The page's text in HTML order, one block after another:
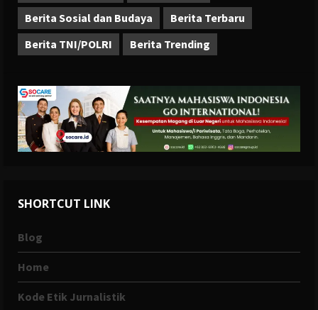
Berita Sosial dan Budaya
Berita Terbaru
Berita TNI/POLRI
Berita Trending
SHORTCUT LINK
Blog
Home
Kode Etik Jurnalistik